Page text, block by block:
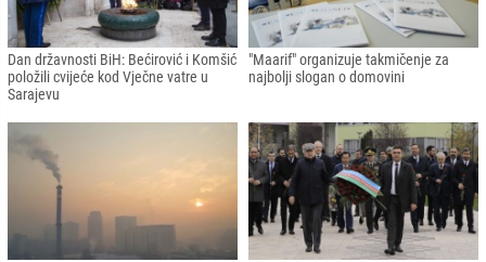
Dan državnosti BiH: Bećirović i Komšić
položili cvijeće kod Vječne vatre u
Sarajevu
"Maarif" organizuje takmičenje za
najbolji slogan o domovini